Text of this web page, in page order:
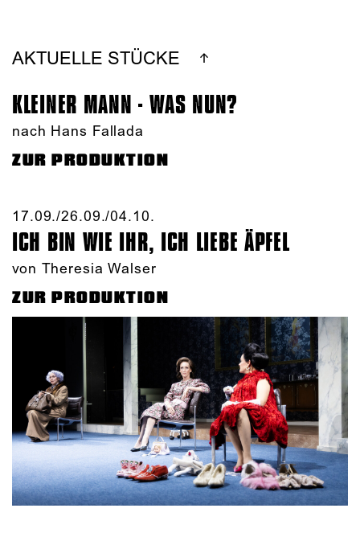
AKTUELLE STÜCKE
KLEINER MANN - WAS NUN?
nach Hans Fallada
ZUR PRODUKTION
17.09./​26.09./​04.10.​
ICH BIN WIE IHR, ICH LIEBE ÄPFEL
von Theresia Walser
ZUR PRODUKTION